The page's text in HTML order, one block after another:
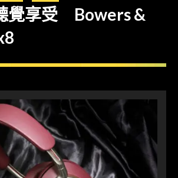
覺享受 Bowers &